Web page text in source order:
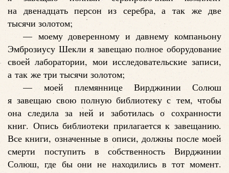
на двенадцать персон из серебра, а так же две
тысячи золотом;
— моему доверенному и давнему компаньону
Эмброзиусу Шекли я завещаю полное оборудование
своей лаборатории, мои исследовательские записи,
а так же три тысячи золотом;
— моей племяннице Вирджинии Солюш
я завещаю свою полную библиотеку с тем, чтобы
она следила за ней и заботилась о сохранности
книг. Опись библиотеки прилагается к завещанию.
Все книги, означенные в описи, должны после моей
смерти поступить в собственность Вирджинии
Солюш, где бы они не находились в тот момент.